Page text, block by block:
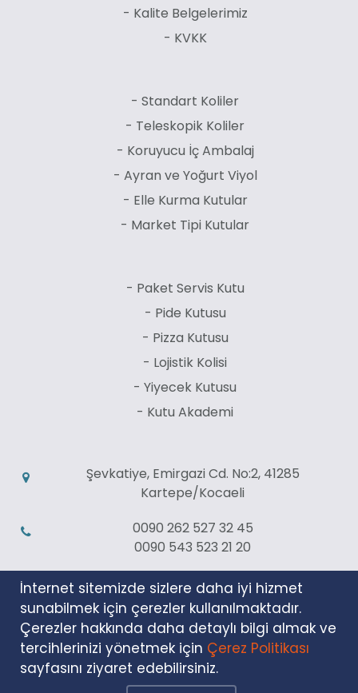
İnternet sitemizde sizlere daha iyi hizmet
sunabilmek için çerezler kullanılmaktadır.
Çerezler hakkında daha detaylı bilgi almak ve
tercihlerinizi yönetmek için Çerez Politikası
sayfasını ziyaret edebilirsiniz.
- Kalite Belgelerimiz
- KVKK
- Standart Koliler
- Teleskopik Koliler
- Koruyucu İç Ambalaj
- Ayran ve Yoğurt Viyol
- Elle Kurma Kutular
- Market Tipi Kutular
- Paket Servis Kutu
- Pide Kutusu
- Pizza Kutusu
- Lojistik Kolisi
- Yiyecek Kutusu
- Kutu Akademi
Şevkatiye, Emirgazi Cd. No:2, 41285
Kartepe/Kocaeli
0090 262 527 32 45
0090 543 523 21 20
info@asteriakutu.com
Beni Haberdar Et